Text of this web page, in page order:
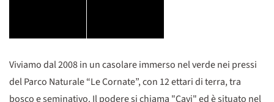
Viviamo dal 2008 in un casolare immerso nel verde nei pressi
del Parco Naturale “Le Cornate”, con 12 ettari di terra, tra
bosco e seminativo. Il podere si chiama "Cavi" ed è situato nel